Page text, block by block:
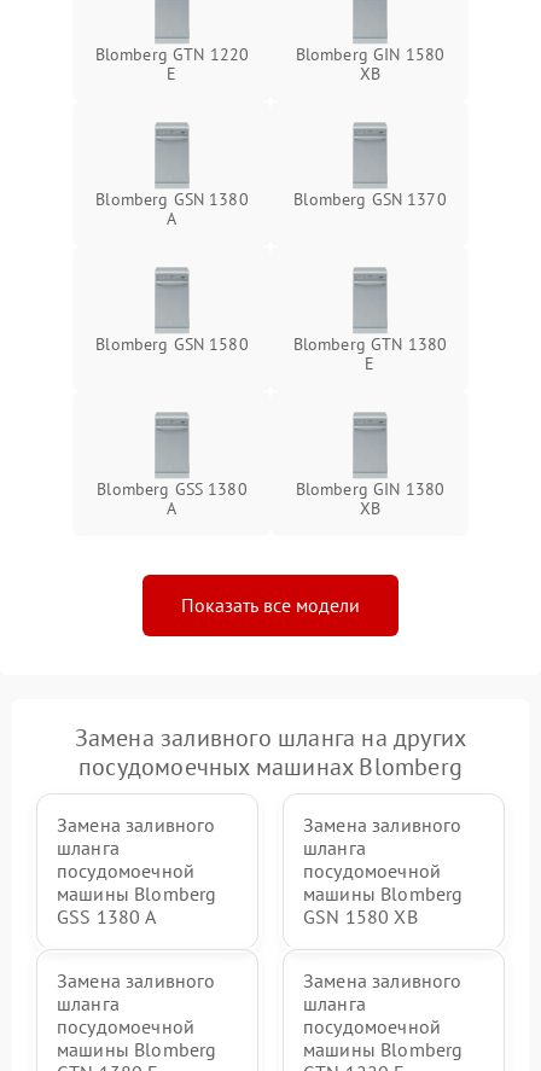
Blomberg GTN 1220
E
Blomberg GIN 1580
XB
Blomberg GSN 1380
A
Blomberg GSN 1370
Blomberg GSN 1580
Blomberg GTN 1380
E
Blomberg GSS 1380
А
Blomberg GIN 1380
XB
Показать все модели
Замена заливного шланга на других
посудомоечных машинах Blomberg
Замена заливного
шланга
посудомоечной
машины Blomberg
GSS 1380 А
Замена заливного
шланга
посудомоечной
машины Blomberg
GSN 1580 XB
Замена заливного
шланга
посудомоечной
машины Blomberg
Замена заливного
шланга
посудомоечной
машины Blomberg